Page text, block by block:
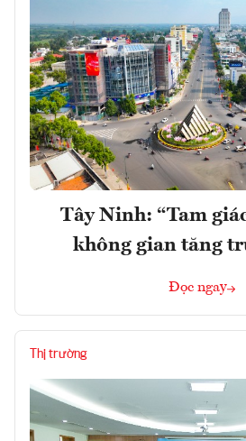
Tây Ninh: “Tam
không gian tăng
Đọc ngay
Thị trường